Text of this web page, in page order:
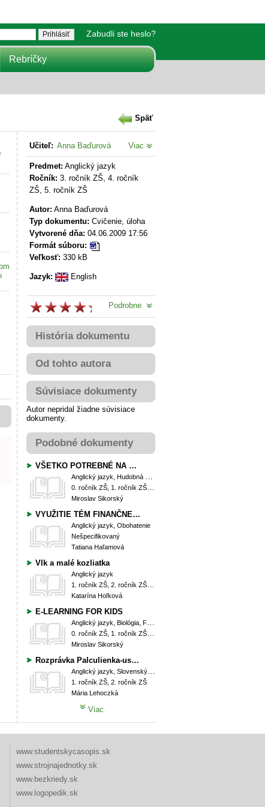
Zabudli ste heslo?
Rebríčky
Späť
Učiteľ: Anna Baďurová Viac
Predmet: Anglický jazyk
Ročník: 3. ročník ZŠ, 4. ročník
ZŠ, 5. ročník ZŠ
Autor: Anna Baďurová
Typ dokumentu: Cvičenie, úloha
Vytvorené dňa: 04.06.2009 17:56
Formát súboru:
Veľkosť: 330 kB
Jazyk: English
Podrobne
História dokumentu
Od tohto autora
Súvisiace dokumenty
Autor nepridal žiadne súvisiace
dokumenty.
Podobné dokumenty
VŠETKO POTREBNÉ NA VÝUČBU ANGLICKÉHO JAZYKA
Anglický jazyk, Hudobná výchova
0. ročník ZŠ, 1. ročník ZŠ, 2. ročník ZŠ, 3. ročník ZŠ, 4. ročník ZŠ, 5. ročník ZŠ, 6. ročník ZŠ (Prima OG), 7. ročník ZŠ (Sekunda OG), 8. ročník ZŠ (Tercia OG), 9. ročník ZŠ (Kvarta OG)
Miroslav Sikorský
VYUŽITIE TÉM FINANČNEJ GRAMOTNOSTI PODĽA NÁRODNÉHO ŠTANDARDU FINANČNEJ GRAMOTNOSTI V ANGLICKOM JAZYKU A KONVERZÁCII V ANGLICKOM JAZYKU
Anglický jazyk, Obohatenie
Nešpecifikovaný
Tatiana Haľamová
Vlk a malé kozliatka
Anglický jazyk
1. ročník ZŠ, 2. ročník ZŠ, 3. ročník ZŠ, 4. ročník ZŠ, 5. ročník ZŠ
Katarína Hoľková
E-LEARNING FOR KIDS
Anglický jazyk, Biológia, Francúzsky jazyk, Informatická výchova, Informatika, Matematika, Prírodoveda, Španielsky jazyk
0. ročník ZŠ, 1. ročník ZŠ, 2. ročník ZŠ, 3. ročník ZŠ, 4. ročník ZŠ, 5. ročník ZŠ, 6. ročník ZŠ (Prima OG), 7. ročník ZŠ (Sekunda OG), 8. ročník ZŠ (Tercia OG), 9. ročník ZŠ (Kvarta OG)
Miroslav Sikorský
Rozprávka Palculienka-usporiadaj obrázky podľa deja
Anglický jazyk, Slovenský jazyk a literatúra
1. ročník ZŠ, 2. ročník ZŠ
Mária Lehoczká
Viac
www.studentskycasopis.sk
www.strojnajednotky.sk
www.bezkriedy.sk
www.logopedik.sk